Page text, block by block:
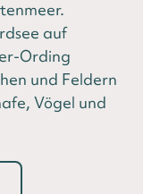
auf
Ording
und Feldern
Vögel und